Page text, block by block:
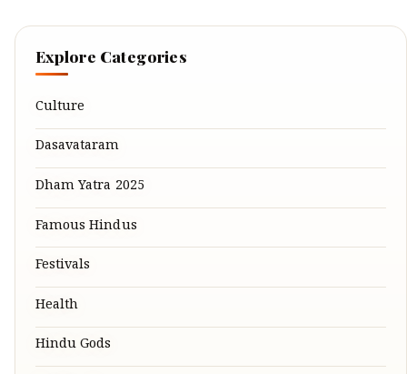
Explore Categories
Culture
Dasavataram
Dham Yatra 2025
Famous Hindus
Festivals
Health
Hindu Gods